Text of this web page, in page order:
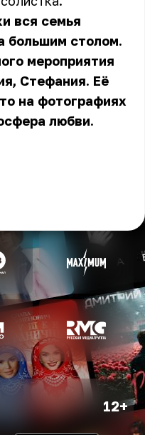
вся семья
большим столом.
мероприятия
Стефания. Её
на фотографиях
любви.
12+